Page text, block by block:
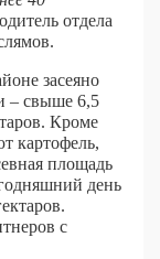
отдела
засеяно
– свыше 6,5
Кроме
картофель,
площадь
день
с